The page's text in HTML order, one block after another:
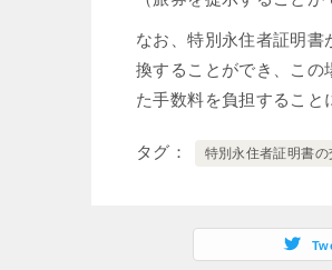
なお、特別永住者証明
換することができ、この
た手数料を負担すること
タグ 特別永住者証明書の